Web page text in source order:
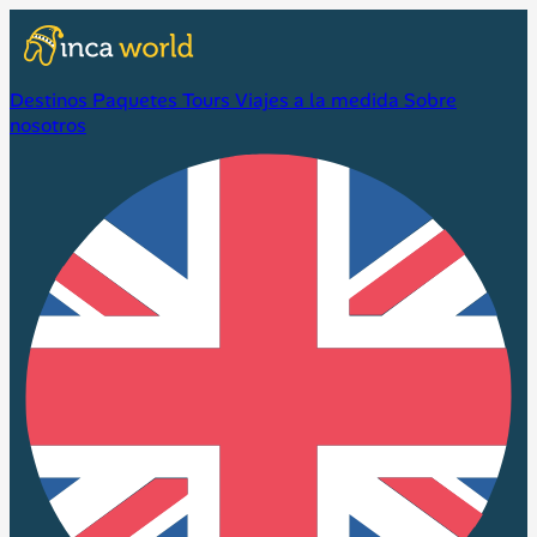
Destinos Paquetes Tours Viajes a la medida Sobre
nosotros